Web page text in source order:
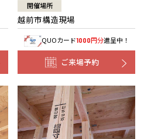
開催場所
越前市構造現場
QUOカード1000円分進呈中！
ご来場予約